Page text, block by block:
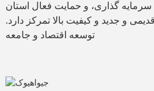
سرمایه گذاری، و حمایت فعال استان
و جدید و کیفیت بالا تمرکز دارد.
توسعه اقتصاد و جامعه